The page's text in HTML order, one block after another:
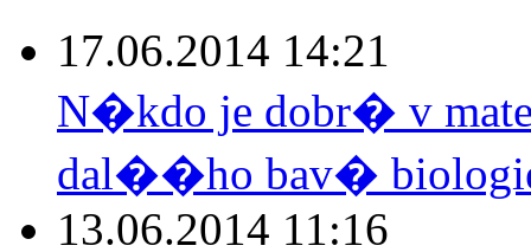
17.06.2014 14:21
N�kdo je dobr� v
dal��ho bav�
13.06.2014 11:16